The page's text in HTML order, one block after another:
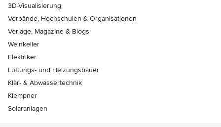
3D-Visualisierung
Verbände, Hochschulen & Organisationen
Verlage, Magazine & Blogs
Weinkeller
Elektriker
Lüftungs- und Heizungsbauer
Klär- & Abwassertechnik
Klempner
Solaranlagen